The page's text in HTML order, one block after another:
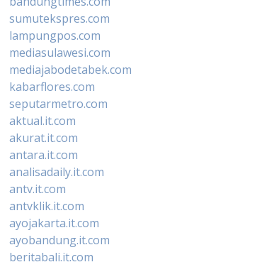
sumutekspres.com
lampungpos.com
mediasulawesi.com
mediajabodetabek.com
kabarflores.com
seputarmetro.com
aktual.it.com
akurat.it.com
antara.it.com
analisadaily.it.com
antv.it.com
antvklik.it.com
ayojakarta.it.com
ayobandung.it.com
beritabali.it.com